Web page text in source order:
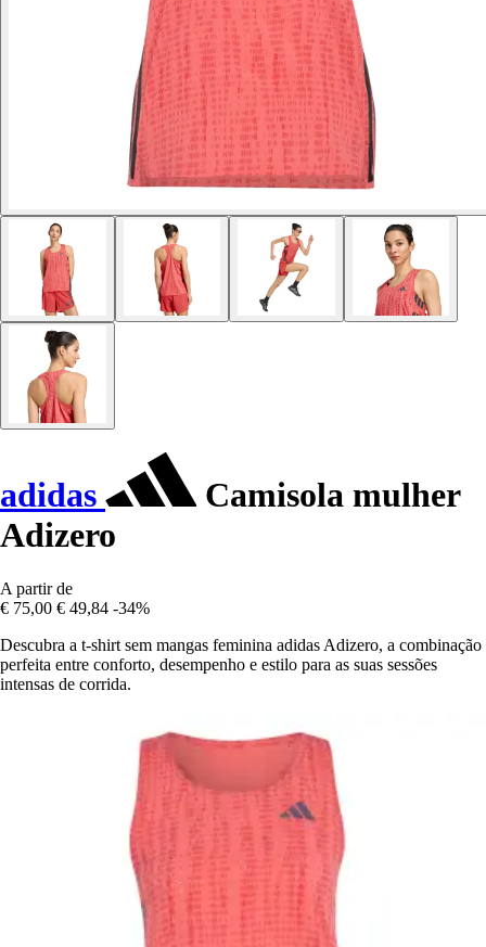
adidas
Camisola mulher
Adizero
A partir de
€ 75,00 € 49,84 -34%
Descubra a t-shirt sem mangas feminina adidas Adizero, a combinação
perfeita entre conforto, desempenho e estilo para as suas sessões
intensas de corrida.